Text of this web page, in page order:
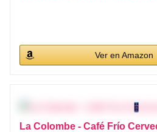
Ver en Amazon
La Colombe - Café Frío